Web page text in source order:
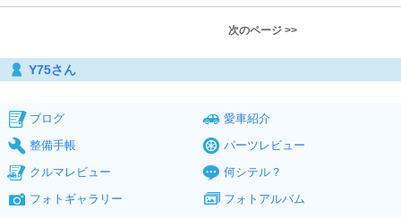
次のページ >>
Y75さん
ブログ
愛車紹介
整備手帳
パーツレビュー
クルマレビュー
何シテル？
フォトギャラリー
フォトアルバム